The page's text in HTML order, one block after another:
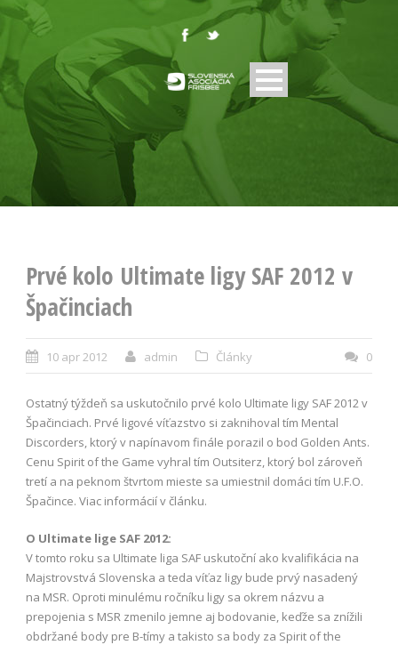
Prvé kolo Ultimate ligy SAF 2012 v
Špačinciach
10 apr 2012 admin Články 0
Ostatný týždeň sa uskutočnilo prvé kolo Ultimate ligy SAF 2012 v
Špačinciach. Prvé ligové víťazstvo si zaknihoval tím Mental
Discorders, ktorý v napínavom finále porazil o bod Golden Ants.
Cenu Spirit of the Game vyhral tím Outsiterz, ktorý bol zároveň
tretí a na peknom štvrtom mieste sa umiestnil domáci tím U.F.O.
Špačince. Viac informácií v článku.
O Ultimate lige SAF 2012:
V tomto roku sa Ultimate liga SAF uskutoční ako kvalifikácia na
Majstrovstvá Slovenska a teda víťaz ligy bude prvý nasadený
na MSR. Oproti minulému ročníku ligy sa okrem názvu a
prepojenia s MSR zmenilo jemne aj bodovanie, keďže sa znížili
obdržané body pre B-tímy a takisto sa body za Spirit of the